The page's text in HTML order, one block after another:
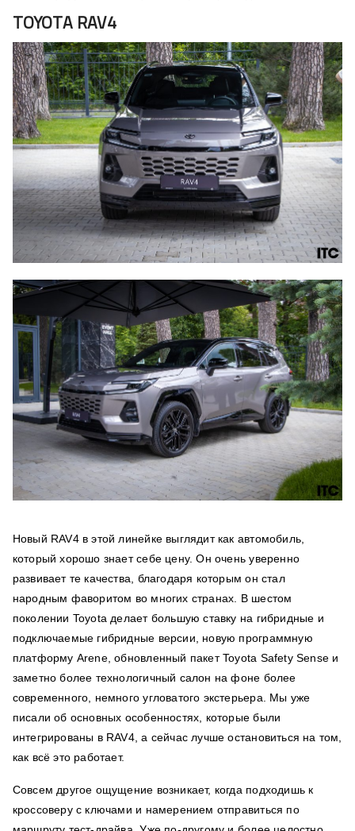
TOYOTA RAV4
Новый RAV4 в этой линейке выглядит как автомобиль,
который хорошо знает себе цену. Он очень уверенно
развивает те качества, благодаря которым он стал
народным фаворитом во многих странах. В шестом
поколении Toyota делает большую ставку на гибридные и
подключаемые гибридные версии, новую программную
платформу Arene, обновленный пакет Toyota Safety Sense и
заметно более технологичный салон на фоне более
современного, немного угловатого экстерьера. Мы уже
писали об основных особенностях, которые были
интегрированы в RAV4, а сейчас лучше остановиться на том,
как всё это работает.
Совсем другое ощущение возникает, когда подходишь к
кроссоверу с ключами и намерением отправиться по